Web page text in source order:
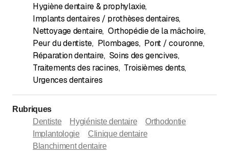
Hygiène dentaire & prophylaxie,
Implants dentaires / prothèses dentaires,
Nettoyage dentaire, Orthopédie de la mâchoire,
Peur du dentiste, Plombages, Pont / couronne,
Réparation dentaire, Soins des gencives,
Traitements des racines, Troisièmes dents,
Urgences dentaires
Rubriques
Dentiste
Hygiéniste dentaire
Orthodontie
Implantologie
Clinique dentaire
Blanchiment dentaire